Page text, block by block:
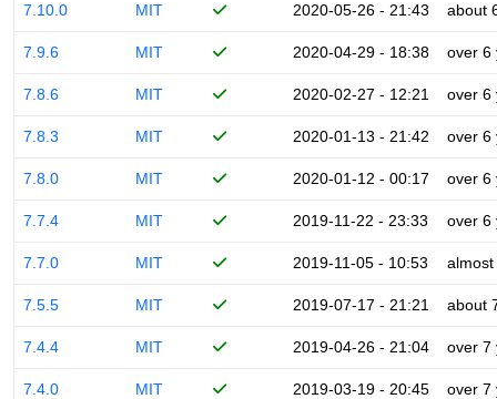
7.10.0 MIT 2020-05-26 - 21:43 about
7.9.6 MIT 2020-04-29 - 18:38 over 6
7.8.6 MIT 2020-02-27 - 12:21 over 6
7.8.3 MIT 2020-01-13 - 21:42 over 6
7.8.0 MIT 2020-01-12 - 00:17 over 6
7.7.4 MIT 2019-11-22 - 23:33 over 6
7.7.0 MIT 2019-11-05 - 10:53
7.5.5 MIT 2019-07-17 - 21:21 about
7.4.4 MIT 2019-04-26 - 21:04 over 7
7.4.0 MIT 2019-03-19 - 20:45 over 7